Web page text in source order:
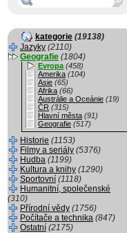
kategorie (19138)
Jazyky (2110)
Geografie (1804)
Evropa (458)
Amerika (104)
Asie (65)
Afrika (66)
Austrálie a Oceánie (19)
ČR (315)
Hlavní města (91)
Geografie (517)
Historie (1153)
Filmy a seriály (5376)
Hudba (1199)
Kultura a knihy (1290)
Sportovní (1118)
Humanitní, společenské
(310)
Přírodní vědy (1756)
Počítače a technika (847)
Ostatní (2175)